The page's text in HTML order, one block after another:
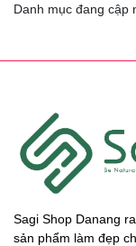
Danh mục đang cập
Sagi Shop Danang
sản phẩm làm đẹp